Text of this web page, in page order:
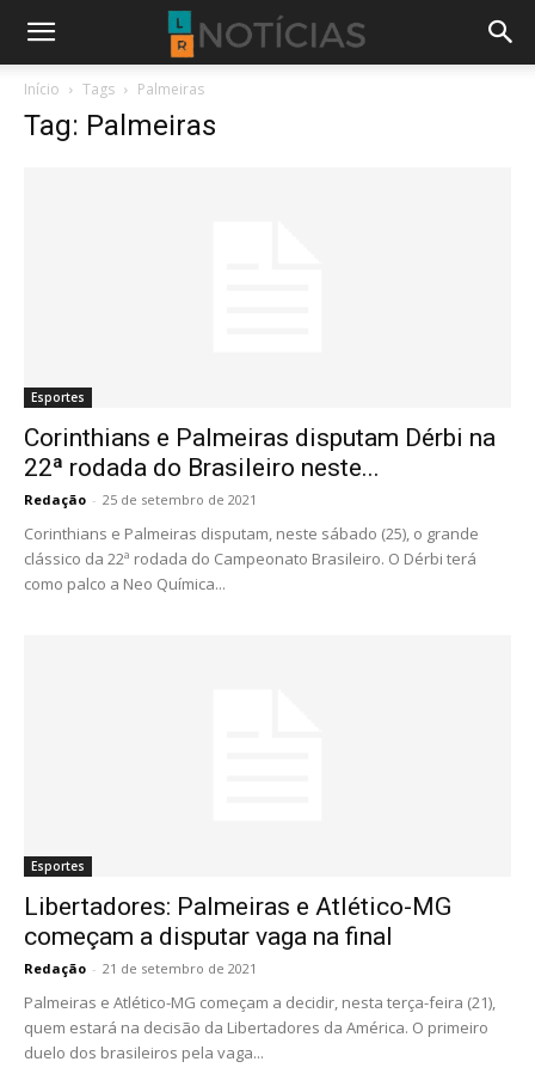
Início Tags Palmeiras
Tag: Palmeiras
Esportes
Corinthians e Palmeiras disputam Dérbi na
22ª rodada do Brasileiro neste...
Redação - 25 de setembro de 2021
Corinthians e Palmeiras disputam, neste sábado (25), o grande
clássico da 22ª rodada do Campeonato Brasileiro. O Dérbi terá
como palco a Neo Química...
Esportes
Libertadores: Palmeiras e Atlético-MG
começam a disputar vaga na final
Redação - 21 de setembro de 2021
Palmeiras e Atlético-MG começam a decidir, nesta terça-feira (21),
quem estará na decisão da Libertadores da América. O primeiro
duelo dos brasileiros pela vaga...